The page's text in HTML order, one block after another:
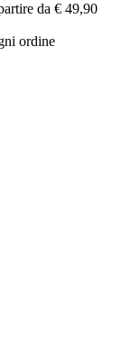
da € 49,90
ordine